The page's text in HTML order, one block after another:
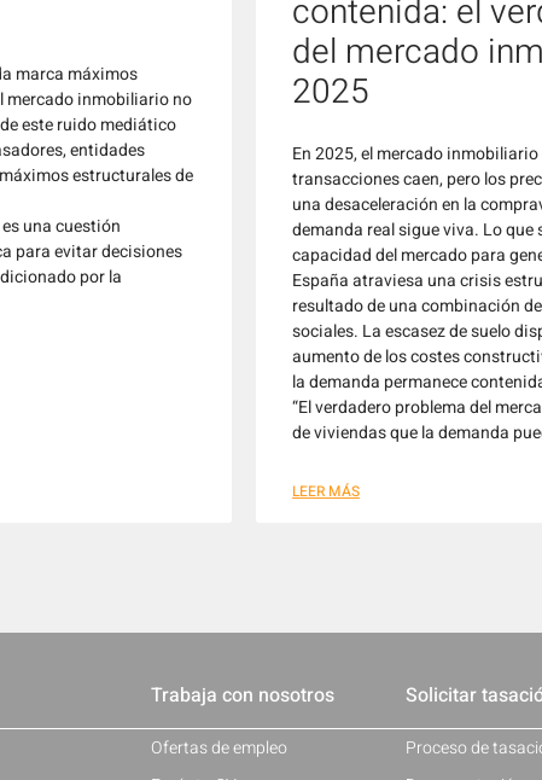
marca máximos
mercado inmobiliario no
este ruido mediático
entidades
estructurales de
una cuestión
para evitar decisiones
por la
contenida: el
del mercado
2025
En 2025, el mercado
transacciones caen, pero los
una desaceleración en la
demanda real sigue viva. Lo que
capacidad del mercado para
España atraviesa una crisis
resultado de una combinación
sociales. La escasez de suelo
aumento de los costes
la demanda permanece
“El verdadero problema del
de viviendas que la demanda
LEER MÁS
Solicitar
Proceso de
Trabaja con nosotros
Ofertas de empleo